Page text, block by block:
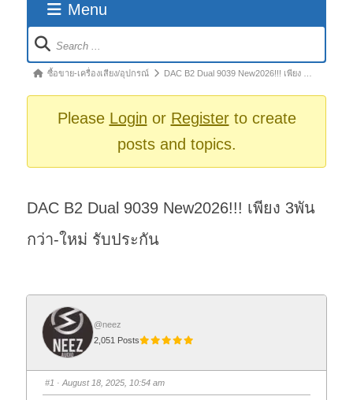
Menu
Forum
Navigation
Forumซื้อขาย-เครื่องเสียง/อุปกรณ์ DAC B2 Dual 9039 New2026!!! เพียง …
Please Login or Registerto create
posts and topics.
DAC B2 Dual 9039 New2026!!! เพียง 3พัน
กว่า-ใหม่ รับประกัน
@neez
2,051 Posts
#1 · August 18, 2025, 10:54 am